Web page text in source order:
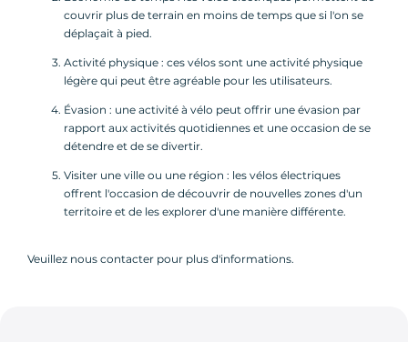
couvrir plus de terrain en moins de temps que si l'on se
déplaçait à pied.
Activité physique : ces vélos sont une activité physique
légère qui peut être agréable pour les utilisateurs.
Évasion : une activité à vélo peut offrir une évasion par
rapport aux activités quotidiennes et une occasion de se
détendre et de se divertir.
Visiter une ville ou une région : les vélos électriques
offrent l'occasion de découvrir de nouvelles zones d'un
territoire et de les explorer d'une manière différente.
Veuillez nous contacter pour plus d'informations.